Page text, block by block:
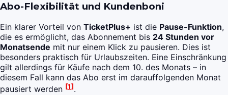
Abo-Flexibilität und Kundenboni
Ein klarer Vorteil von TicketPlus+ ist die Pause-Funktion,
die es ermöglicht, das Abonnement bis 24 Stunden vor
Monatsende mit nur einem Klick zu pausieren. Dies ist
besonders praktisch für Urlaubszeiten. Eine Einschränkung
gilt allerdings für Käufe nach dem 10. des Monats – in
diesem Fall kann das Abo erst im darauffolgenden Monat
pausiert werden [1].